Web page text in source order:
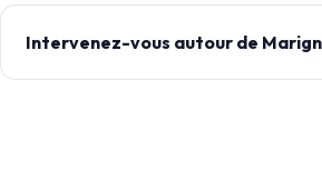
Intervenez-vous autour de